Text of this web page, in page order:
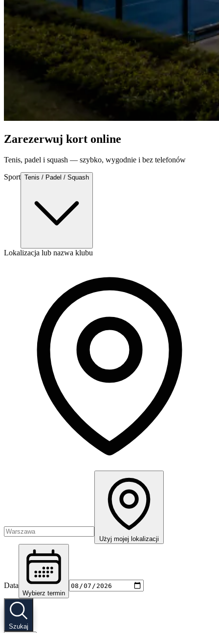
Zarezerwuj kort online
Tenis, padel i squash — szybko, wygodnie i bez telefonów
Sport Tenis / Padel / Squash
Lokalizacja lub nazwa klubu
Użyj mojej lokalizacji
Data
Wybierz termin
Szukaj